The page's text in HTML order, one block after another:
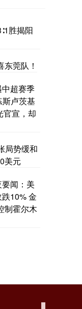
胜揭阳
莞队！
超赛季
卢茨基
官宣，却
局势缓和
美元
闻：美
10% 金
制霍尔木